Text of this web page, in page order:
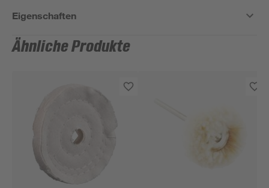
Eigenschaften
Ähnliche Produkte